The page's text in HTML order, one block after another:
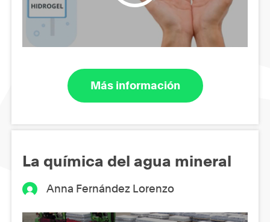
Más información
La química del agua mineral
Anna Fernández Lorenzo